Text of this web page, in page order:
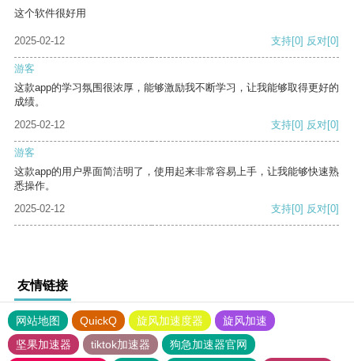
这个软件很好用
2025-02-12 支持[0] 反对[0]
游客
这款app的学习氛围很浓厚，能够激励我不断学习，让我能够取得更好的
成绩。
2025-02-12
支持[0] 反对[0]
游客
这款app的用户界面简洁明了，使用起来非常容易上手，让我能够快速熟
悉操作。
2025-02-12
支持[0] 反对[0]
友情链接
网站地图 QuickQ 旋风加速度器
旋风加速
坚果加速器
tiktok加速器 狗急加速器官网